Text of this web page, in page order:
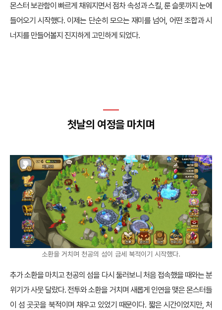
몬스터 보관함이 빠르게 채워지면서 점차 속성과 스킬, 룬 슬롯까지 눈에
들어오기 시작했다. 이제는 단순히 모으는 재미를 넘어, 어떤 조합과 시
너지를 만들어볼지 진지하게 고민하게 되었다.
첫날의 여정을 마치며
소환을 거치며 천공의 섬이 금세 북적이기 시작했다.
추가 소환을 마치고 천공의 섬을 다시 둘러보니 처음 접속했을 때와는 분
위기가 사뭇 달랐다. 전투와 소환을 거치며 새롭게 인연을 맺은 몬스터들
이 섬 곳곳을 북적이며 채우고 있었기 때문이다. 짧은 시간이었지만, 처